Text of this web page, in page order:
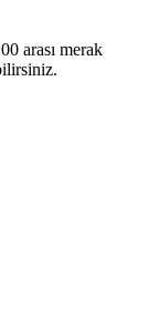
arası merak